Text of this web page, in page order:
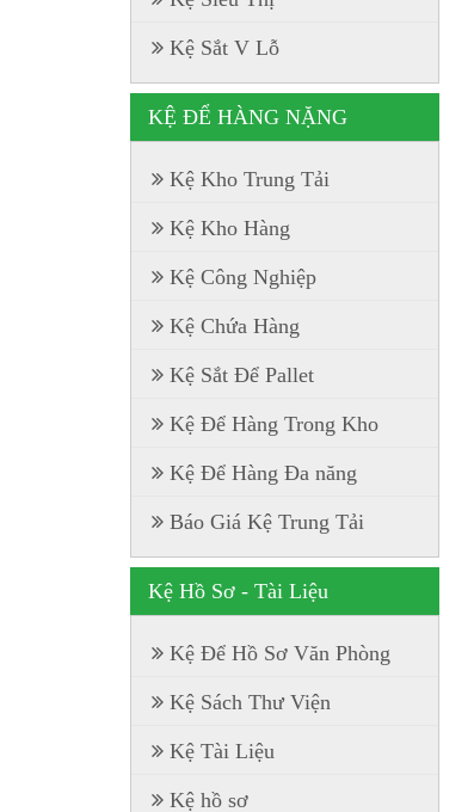
Kệ Sắt V Lỗ
KỆ ĐỂ HÀNG NẶNG
Kệ Kho Trung Tải
Kệ Kho Hàng
Kệ Công Nghiệp
Kệ Chứa Hàng
Kệ Sắt Để Pallet
Kệ Để Hàng Trong Kho
Kệ Để Hàng Đa năng
Báo Giá Kệ Trung Tải
Kệ Hồ Sơ - Tài Liệu
Kệ Để Hồ Sơ Văn Phòng
Kệ Sách Thư Viện
Kệ Tài Liệu
Kệ hồ sơ